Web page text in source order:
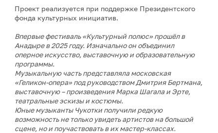
Проект реализуется при поддержке Президентского
фонда культурных инициатив.
Впервые фестиваль «Культурный полюс» прошёл в
Анадыре в 2025 году. Изначально он объединил
оперное искусство, выставочную и образовательную
программы.
Музыкальную часть представляла московская
«Геликон-опера» под руководством Дмитрия Бертмана,
выставочную – произведения Марка Шагала и Эрте,
театральные эскизы и костюмы.
Юные музыканты Чукотки получили редкую
возможность не только увидеть артистов на большой
сцене, но и поучаствовать в их мастер-классах.